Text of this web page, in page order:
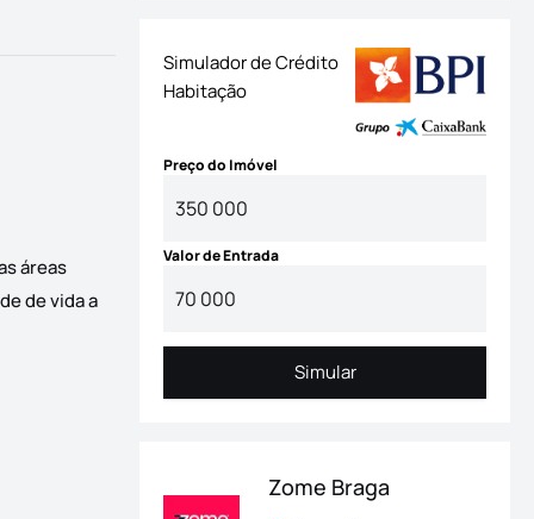
áreas
de vida a
inserido numa zona tranquila e com excelentes
Simulador de Crédito
Habitação
Preço do Imóvel
Valor de Entrada
Simular
Simular
Zome Braga